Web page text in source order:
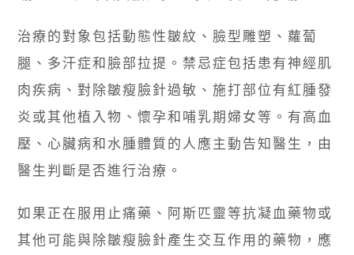
治療的對象包括動態性皺紋、臉型雕塑、蘿蔔
腿、多汗症和臉部拉提。禁忌症包括患有神經肌
肉疾病、對除皺瘦臉針過敏、施打部位有紅腫發
炎或其他植入物、懷孕和哺乳期婦女等。有高血
壓、心臟病和水腫體質的人應主動告知醫生，由
醫生判斷是否進行治療。
如果正在服用止痛藥、阿斯匹靈等抗凝血藥物或
其他可能與除皺瘦臉針產生交互作用的藥物，應